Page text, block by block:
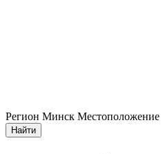
Регион Минск Местоположение